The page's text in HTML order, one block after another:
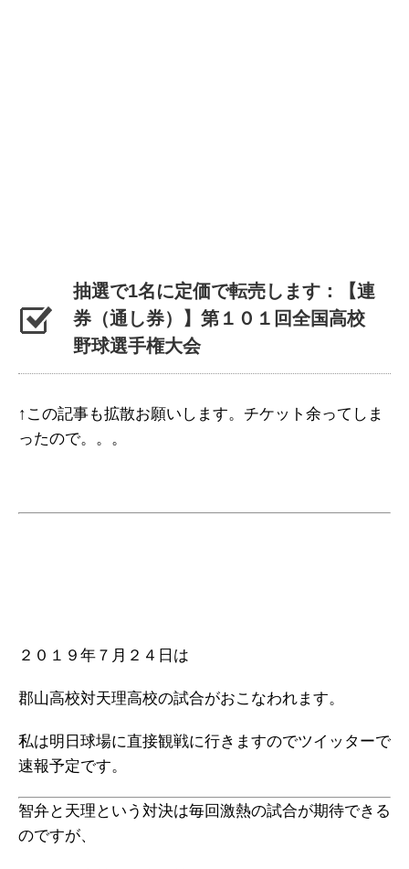
抽選で1名に定価で転売します：【連
券（通し券）】第１０１回全国高校
野球選手権大会
↑この記事も拡散お願いします。チケット余ってしま
ったので。。。
２０１９年７月２４日は
郡山高校対天理高校の試合がおこなわれます。
私は明日球場に直接観戦に行きますのでツイッターで
速報予定です。
智弁と天理という対決は毎回激熱の試合が期待できる
のですが、